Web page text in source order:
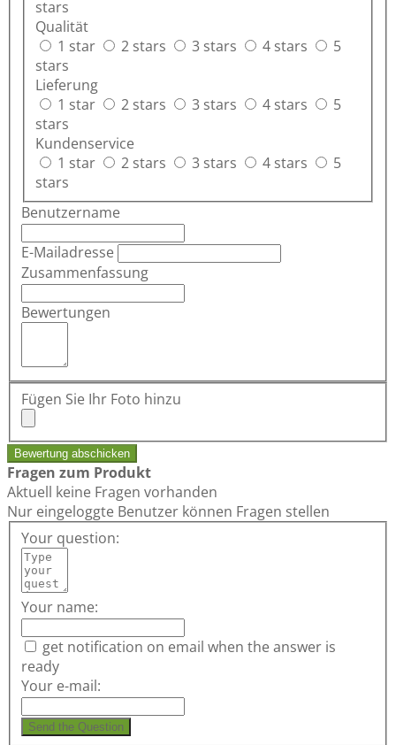
stars
Qualität
1 star
2 stars 3 stars 4 stars
5
stars
Lieferung
1 star
2 stars 3 stars 4 stars
5
stars
Kundenservice
1 star
2 stars 3 stars 4 stars
5
stars
Benutzername
E-Mailadresse
Zusammenfassung
Bewertungen
Fügen Sie Ihr Foto hinzu
Bewertung abschicken
Fragen zum Produkt
Aktuell keine Fragen vorhanden
Nur eingeloggte Benutzer können Fragen stellen
Your question:
Your name:
get notification on email when the answer is
ready
Your e-mail:
Send the Question